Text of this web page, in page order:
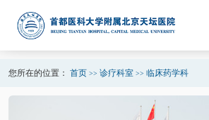
您所在的位置： 首页 >> 诊疗科室>> 临床药学科